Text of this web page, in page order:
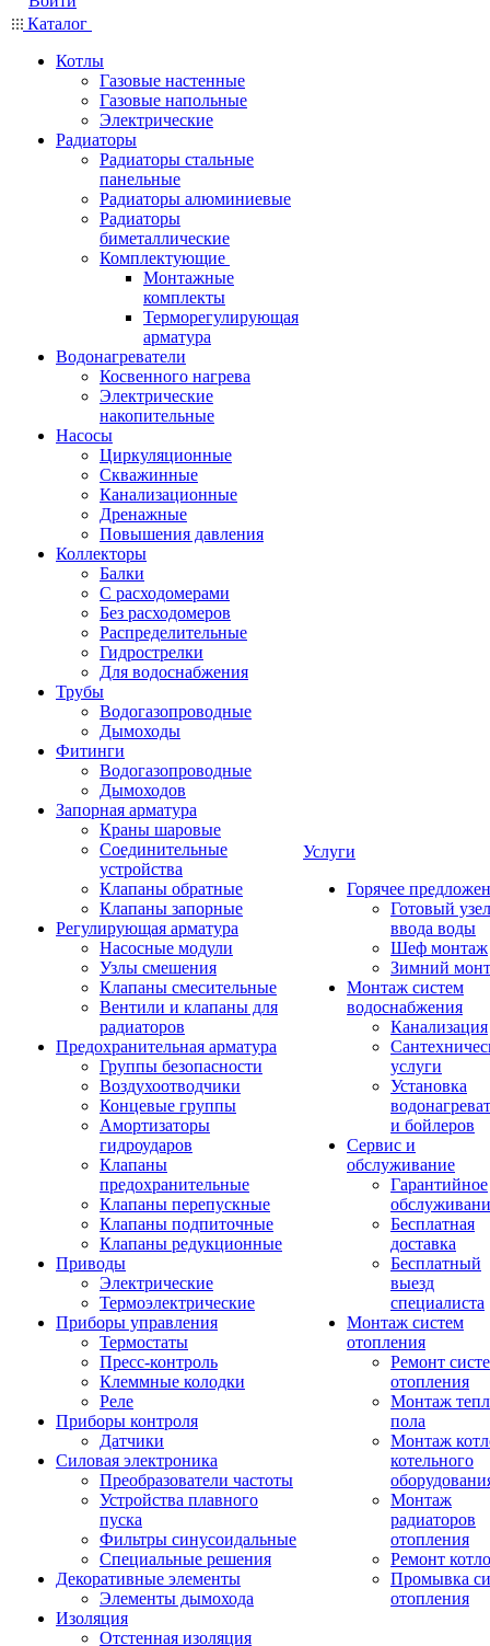
Каталог
Котлы
Газовые настенные
Газовые напольные
Электрические
Радиаторы
Радиаторы стальные
панельные
Радиаторы алюминиевые
Радиаторы
биметаллические
Комплектующие
Монтажные
комплекты
Терморегулирующая
арматура
Водонагреватели
Косвенного нагрева
Электрические
накопительные
Насосы
Циркуляционные
Скважинные
Канализационные
Дренажные
Повышения давления
Коллекторы
Балки
С расходомерами
Без расходомеров
Распределительные
Гидрострелки
Для водоснабжения
Трубы
Водогазопроводные
Дымоходы
Фитинги
Водогазопроводные
Дымоходов
Запорная арматура
Краны шаровые
Соединительные
устройства
Клапаны обратные
Клапаны запорные
Регулирующая арматура
Насосные модули
Узлы смешения
Клапаны смесительные
Вентили и клапаны для
радиаторов
Предохранительная арматура
Группы безопасности
Воздухоотводчики
Концевые группы
Амортизаторы
гидроударов
Клапаны
предохранительные
Клапаны перепускные
Клапаны подпиточные
Клапаны редукционные
Приводы
Электрические
Термоэлектрические
Приборы управления
Термостаты
Пресс-контроль
Клеммные колодки
Реле
Приборы контроля
Датчики
Силовая электроника
Преобразователи частоты
Устройства плавного
пуска
Фильтры синусоидальные
Специальные решения
Декоративные элементы
Элементы дымохода
Изоляция
Отстенная изоляция
Услуги
Горячее
Готовый узел
ввода воды
Шеф монтаж
Зимний
Монтаж систем
водоснабжения
Канализация
услуги
Установка
и бойлеров
Сервис и
обслуживание
Гарантийное
Бесплатная
доставка
Бесплатный
выезд
специалиста
Монтаж систем
отопления
Ремонт
отопления
Монтаж
пола
Монтаж
котельного
Монтаж
радиаторов
отопления
Ремонт
Промывка
отопления